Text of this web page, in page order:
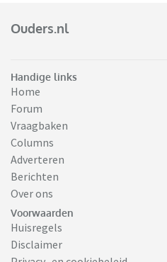
Ouders.nl
Handige links
Home
Forum
Vraagbaken
Columns
Adverteren
Berichten
Over ons
Voorwaarden
Huisregels
Disclaimer